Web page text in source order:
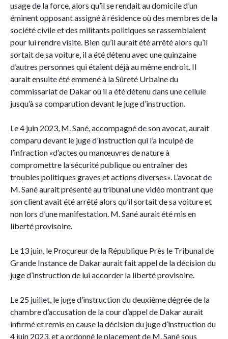
usage de la force, alors qu’il se rendait au domicile d’un
éminent opposant assigné à résidence où des membres de la
société civile et des militants politiques se rassemblaient
pour lui rendre visite. Bien qu’il aurait été arrêté alors qu’il
sortait de sa voiture, il a été détenu avec une quinzaine
d’autres personnes qui étaient déjà au même endroit. Il
aurait ensuite été emmené à la Sûreté Urbaine du
commissariat de Dakar où il a été détenu dans une cellule
jusqu’à sa comparution devant le juge d’instruction.
Le 4 juin 2023, M. Sané, accompagné de son avocat, aurait
comparu devant le juge d’instruction qui l’a inculpé de
l’infraction «d’actes ou manœuvres de nature à
compromettre la sécurité publique ou entraîner des
troubles politiques graves et actions diverses». L’avocat de
M. Sané aurait présenté au tribunal une vidéo montrant que
son client avait été arrêté alors qu’il sortait de sa voiture et
non lors d’une manifestation. M. Sané aurait été mis en
liberté provisoire.
Le 13 juin, le Procureur de la République Près le Tribunal de
Grande Instance de Dakar aurait fait appel de la décision du
juge d’instruction de lui accorder la liberté provisoire.
Le 25 juillet, le juge d’instruction du deuxième dégrée de la
chambre d’accusation de la cour d’appel de Dakar aurait
infirmé et remis en cause la décision du juge d’instruction du
4 juin 2023, et a ordonné le placement de M. Sané sous